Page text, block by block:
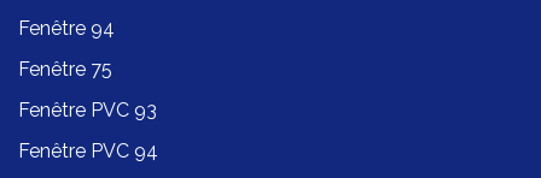
Fenêtre 94
Fenêtre 75
Fenêtre PVC 93
Fenêtre PVC 94